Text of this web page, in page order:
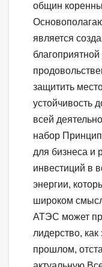
общин
является
защитить
устойчивость
всей
набор
для бизнеса и
инвестиций в
энергии,
широком
АТЭС может
лидерство,
прошлом,